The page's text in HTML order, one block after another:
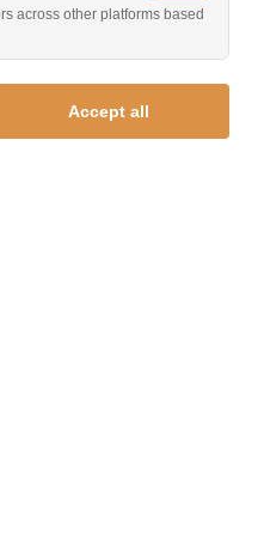
across other platforms based
Accept all